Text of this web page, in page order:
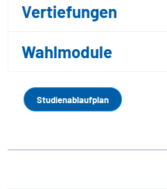
Vertiefungen
Wahlmodule
Studienablaufplan